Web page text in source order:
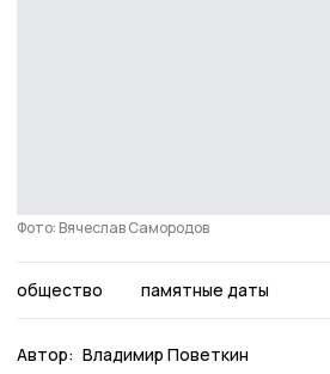
Фото: Вячеслав Самородов
общество памятные даты
Автор: Владимир Поветкин